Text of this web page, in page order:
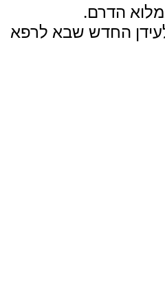
החדש שבא לרפא